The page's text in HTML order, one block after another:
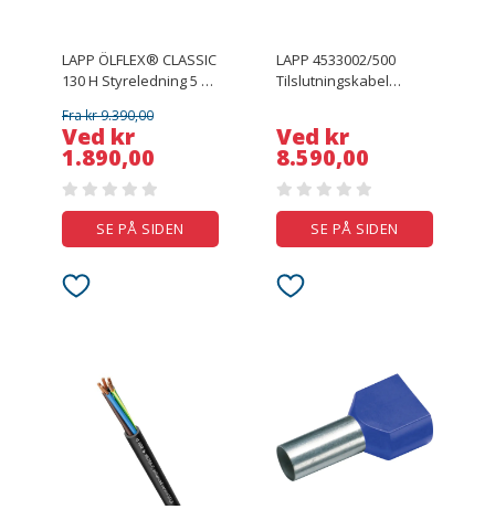
LAPP ÖLFLEX® CLASSIC
130 H Styreledning 5 x
1123038/500 500 m
Fra kr 9.390,00
Ved kr
1.890,00
SE PÅ SIDEN
LAPP 4533002/500
Tilslutningskabel
Ved kr
8.590,00
SE PÅ SIDEN